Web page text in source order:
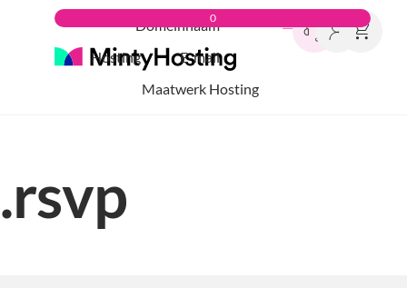
Domeinnaam
Hosting
E-mail
Maatwerk Hosting
0
.rsvp